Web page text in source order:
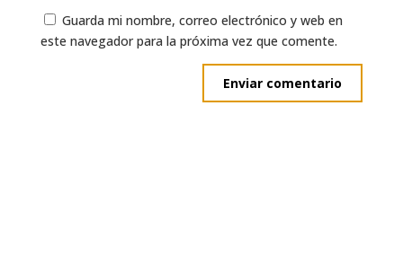
Guarda mi nombre, correo electrónico y web en
este navegador para la próxima vez que comente.